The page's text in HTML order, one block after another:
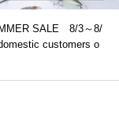
SALE 8/3～8/
customers o